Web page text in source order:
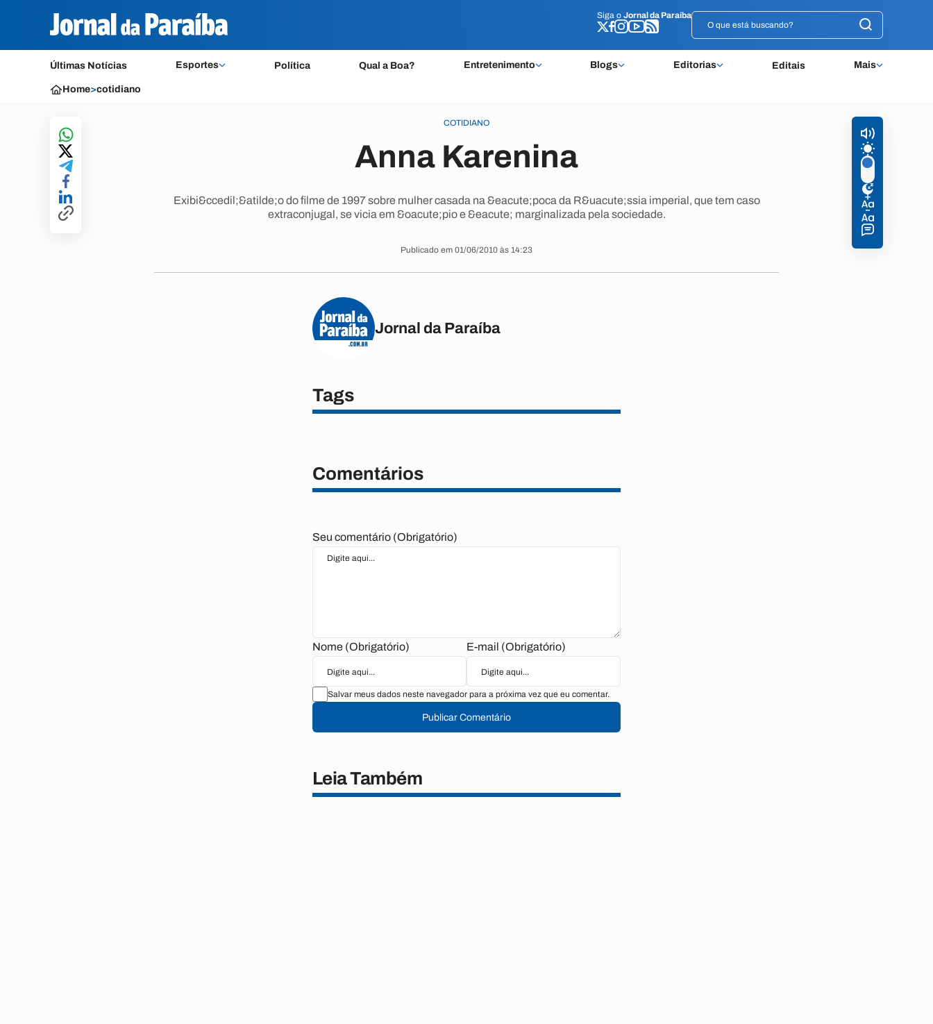
Siga o Jornal da Paraíba
Últimas Notícias Esportes Política Qual a Boa? Entretenimento Blogs Editorias Editais Mais
Siga o Jornal da Paraíba
Home>cotidiano
COTIDIANO
Anna Karenina
Exibi&ccedil;&atilde;o do filme de 1997 sobre mulher casada na &eacute;poca da R&uacute;ssia imperial, que tem caso
extraconjugal, se vicia em &oacute;pio e &eacute; marginalizada pela sociedade.
Publicado em 01/06/2010 às 14:23
Jornal da Paraíba
Tags
Comentários
Seu comentário (Obrigatório)
Nome (Obrigatório) E-mail (Obrigatório)
Salvar meus dados neste navegador para a próxima vez que eu comentar.
Publicar Comentário
Leia Também